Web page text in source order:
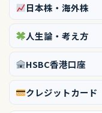
日本株・海外株
人生論・考え方
HSBC香港口座
クレジットカード